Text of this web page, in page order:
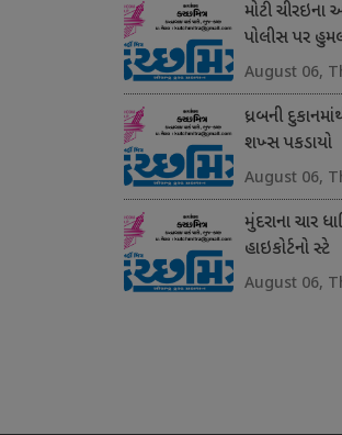
મોટી
પોલીસ પર
August 06,
ધ્રબની
શખ્સ પકડાયો
August 06,
મુંદરાના ચાર
હાઇકોર્ટનો સ્ટે
August 06,